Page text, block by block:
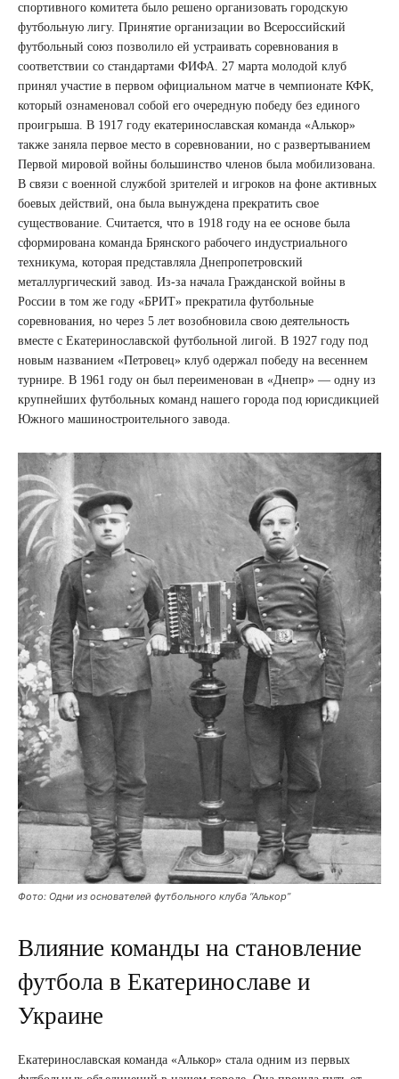
спортивного комитета было решено организовать городскую
футбольную лигу. Принятие организации во Всероссийский
футбольный союз позволило ей устраивать соревнования в
соответствии со стандартами ФИФА. 27 марта молодой клуб
принял участие в первом официальном матче в чемпионате КФК,
который ознаменовал собой его очередную победу без единого
проигрыша. В 1917 году екатеринославская команда «Алькор»
также заняла первое место в соревновании, но с развертыванием
Первой мировой войны большинство членов была мобилизована.
В связи с военной службой зрителей и игроков на фоне активных
боевых действий, она была вынуждена прекратить свое
существование. Считается, что в 1918 году на ее основе была
сформирована команда Брянского рабочего индустриального
техникума, которая представляла Днепропетровский
металлургический завод. Из-за начала Гражданской войны в
России в том же году «БРИТ» прекратила футбольные
соревнования, но через 5 лет возобновила свою деятельность
вместе с Екатеринославской футбольной лигой. В 1927 году под
новым названием «Петровец» клуб одержал победу на весеннем
турнире. В 1961 году он был переименован в «Днепр» — одну из
крупнейших футбольных команд нашего города под юрисдикцией
Южного машиностроительного завода.
Фото: Одни из основателей футбольного клуба “Алькор”
Влияние команды на становление
футбола в Екатеринославе и
Украине
Екатеринославская команда «Алькор» стала одним из первых